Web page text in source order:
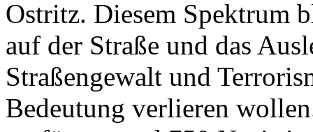
Ostritz. Diesem Spektrum
auf der Straße und das
Straßengewalt und
Bedeutung verlieren